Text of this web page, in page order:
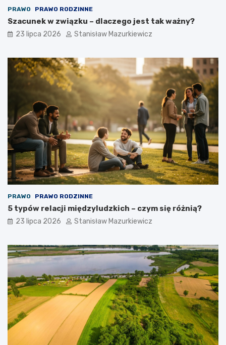
PRAWO PRAWO RODZINNE
Szacunek w związku – dlaczego jest tak ważny?
23 lipca 2026 Stanisław Mazurkiewicz
PRAWO PRAWO RODZINNE
5 typów relacji międzyludzkich – czym się różnią?
23 lipca 2026 Stanisław Mazurkiewicz